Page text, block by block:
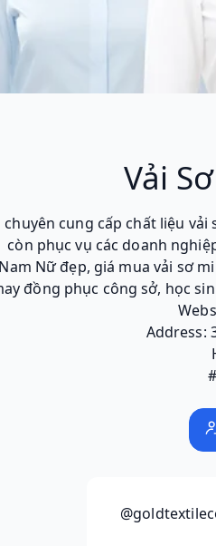
Vải
chuyên cung cấp chất liệu
còn phục vụ các doanh
Nữ đẹp, giá mua vải sơ
đồng phục công sở, học
Address: